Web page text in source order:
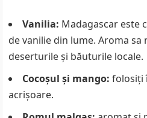
Vanilia: Madagascar este
de vanilie din lume. Aroma
deserturile și băuturile locale.
Cocoșul și mango: folosiți
acrișoare.